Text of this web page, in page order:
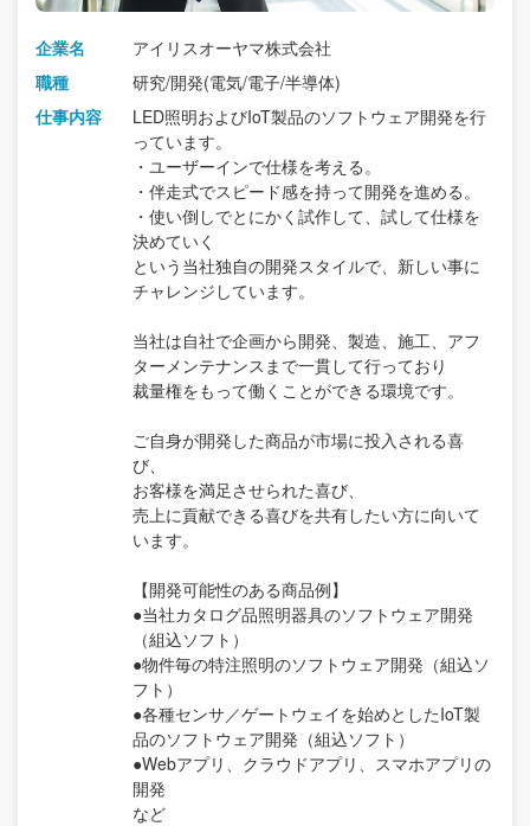
企業名
アイリスオーヤマ株式会社
職種
研究/開発(電気/電子/半導体)
仕事内容
LED照明およびIoT製品のソフトウェア開発を行
っています。
・ユーザーインで仕様を考える。
・伴走式でスピード感を持って開発を進める。
・使い倒しでとにかく試作して、試して仕様を
決めていく
という当社独自の開発スタイルで、新しい事に
チャレンジしています。
当社は自社で企画から開発、製造、施工、アフ
ターメンテナンスまで一貫して行っており
裁量権をもって働くことができる環境です。
ご自身が開発した商品が市場に投入される喜
び、
お客様を満足させられた喜び、
売上に貢献できる喜びを共有したい方に向いて
います。
【開発可能性のある商品例】
●当社カタログ品照明器具のソフトウェア開発
（組込ソフト）
●物件毎の特注照明のソフトウェア開発（組込ソ
フト）
●各種センサ／ゲートウェイを始めとしたIoT製
品のソフトウェア開発（組込ソフト）
●Webアプリ、クラウドアプリ、スマホアプリの
開発
など